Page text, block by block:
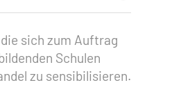
sich zum Auftrag
Schulen
zu sensibilisieren.